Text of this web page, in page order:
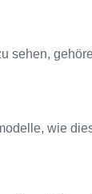
sehen,
wie